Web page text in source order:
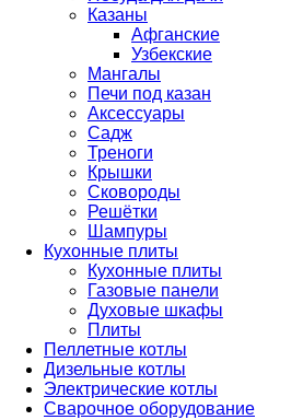
Казаны
Афганские
Узбекские
Мангалы
Печи под казан
Аксессуары
Садж
Треноги
Крышки
Сковороды
Решётки
Шампуры
Кухонные плиты
Кухонные плиты
Газовые панели
Духовые шкафы
Плиты
Пеллетные котлы
Дизельные котлы
Электрические котлы
Сварочное оборудование